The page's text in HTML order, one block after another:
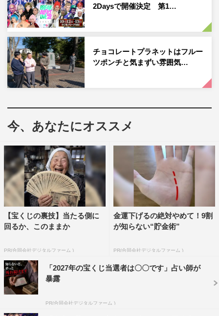
フショットも満載のブックレットも封入した完全保存版。
さらに、Blu-rayBOXの購入者から抽選で、限定イベント
に参加できる 「壁クリア券」をプレゼント。「ブレイク
アーティスト選手権」のスタジオ収録を世界最速で観られ
る、”リモート番組観覧”に加え、収録後のスタジオの見
学・記念撮影もできる超プレミアムなイベントとなってい
る。
リリース情報
「有吉の壁 Break Artist Live’22 2Days」
【Blu-rayBOX】
本編 BD2枚＋特典 DVD1枚
価格：14800円（税込）
映像特典：ライブの舞台裏、LIVE直後アフタートーク
封入特典：特製ブックレット、超プレミアイベント参加券
「壁クリア券」抽選申込券
本編 DVD1枚
価格：4500円（税込）
【Day2 DVD】
2Daysで開催決定 第1…
チョコレートプラネットはフルー
ツポンチと気まずい雰囲気…
今、あなたにオススメ
【宝くじの裏技】当たる側に
回るか、このままか
PR(合同会社デジタルファーム )
金運下げるの絶対やめて！9割
が知らない“貯金術”
PR(合同会社デジタルファーム )
「2027年の宝くじ当選者は〇〇です」占い師が
暴露
PR(合同会社デジタルファーム )